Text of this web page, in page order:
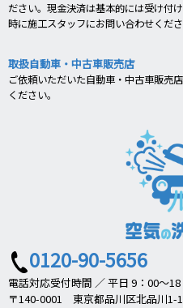
ださい。現金決済は基本的には受け付
時に施工スタッフにお問い合わせくださ
取扱自動車・中古車販売店
ご依頼いただいた自動車・中古車販売
ください。
0120-90-5656
電話対応受付時間 ／ 平日 9：00～
〒140-0001 東京都品川区北品川